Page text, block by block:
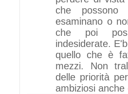
che
esaminano o
che poi
indesiderate.
quello che è
mezzi. Non
delle priorità
ambiziosi